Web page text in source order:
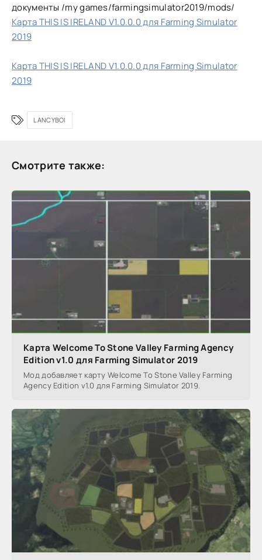
документы /my games/farmingsimulator2019/mods/
Карта THIS IS IRELAND V1.0.0.0 для Farming Simulator
2019
Карта THIS IS IRELAND V1.0.0.0 для Farming Simulator
2019
LANCYBOI
Смотрите также:
Карта Welcome To Stone Valley Farming Agency
Edition v1.0 для Farming Simulator 2019
Мод добавляет карту Welcome To Stone Valley Farming
Agency Edition v1.0 для Farming Simulator 2019.